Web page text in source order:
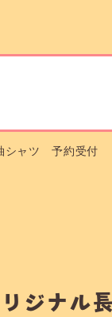
シャツ 予約受付
ジナル